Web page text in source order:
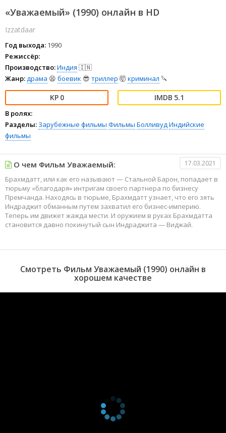
«Уважаемый» (1990) онлайн в HD
Izzatdaar
Год выхода: 1990
Режиссёр:
Производство:Индия 🇮🇳
Жанр:драма 😫 боевик 😎 триллер 🤯криминал 🔪
0 5.1
В ролях:
Разделы: Зарубежные фильмы Фильмы БолливудИндийские
фильмы
О чем Фильм Уважаемый: 17.03.2021
Брахмдатт, или как его называют — Стальной Барон, попадает в
тюрьму «благодаря» интригам своего партнера по бизнесу
Премчанда. Находясь в тюрьме, Брахмдатт узнает, что его зять
Индраджит обманным путем захватил его бизнес-империю.
Теперь им движет жажда мести. И оружием в руках Брахмдатта
становится давно покинутый сын Индраджита — Виджай.
Смотреть Фильм Уважаемый (1990) онлайн в
хорошем качестве